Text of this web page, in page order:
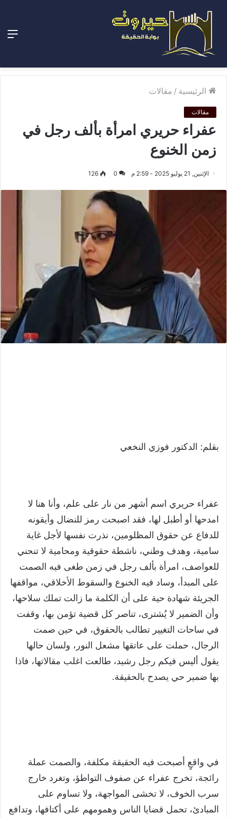
الرئيسية / مقالات
مقالات
عفراء حريري امرأة بألف رجل في
زمن الخنوع
الإثنين, 21 يوليو 2025 - 2:59 م 0
126
بقلم: الدكتور فوزي النخعي
عفراء حريري اسم أشهر من نار على علم، وأنا هنا لا
امدحها أو أطبل لها، فقد اصبحت رمز للنضال وأيقونه
للدفاع عن حقوق المظلومين، نذرت نفسها لأجل غاية
سامية، وهدف وطني، ناشطة حقوقية ومحامية لا تنحني
للعواصف، امرأة بألف رجل في زمن طغى فيه الصمت
على المبدأ، وساد فيه الخنوع والسقوط الأخلاقي، مواقفها
الجريئة شهادة حية على أن الكلمة ما زالت تملك سلاحها،
وأن الضمير لا يُشترى، تناصر كل قضية تؤمن بها، وقفت
في ساحات التغيير تطالب بالحقوق، في حين صمت
الرجال، حملت على عاتقها مشعل النور، ولسان حالها
يقول أليس فيكم رجل رشيد، طالعت اغلب مقالاتها، فاذا
بها ضمير حي يصدح بالحقيقة.
في واقعٍ أصبحت فيه الحقيقة مكلفة، والصمت عملة
رائجة، تخرج عفراء عن صفوف التواطؤ، وتغرد خارج
سرب الخوف، لا تخشى المواجهة، ولا تساوم على
المبادئ، تحمل قضايا الناس وهمومهم على أكتافها، وتدافع